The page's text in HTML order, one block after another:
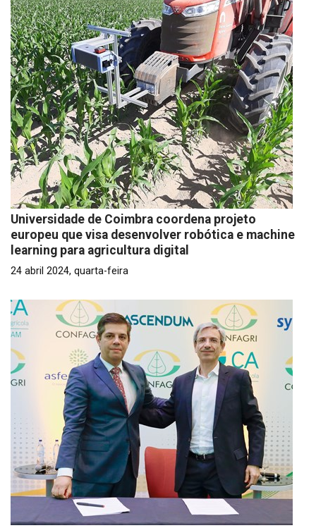
Universidade de Coimbra coordena projeto
europeu que visa desenvolver robótica e machine
learning para agricultura digital
24 abril 2024, quarta-feira